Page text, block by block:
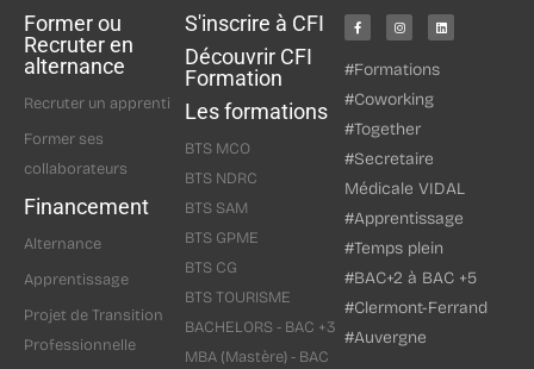
Former ou
Recruter en
alternance
Recruter un apprenti
Former ses
collaborateurs
Financement
Alternance
Apprentissage
Projet de Transition
Professionnelle
S'inscrire à CFI
Découvrir CFI
Formation
Les formations
BTS MCO
BTS NDRC
BTS SAM
BTS GPME
BTS CG
BTS TOURISME
BACHELORS - BAC +3
MBA (Mastère) - BAC
#Formations
#Coworking
#Together
#Secretaire
Médicale VIDAL
#Apprentissage
#Temps plein
#BAC+2 à BAC +5
#Clermont-Ferrand
#Auvergne